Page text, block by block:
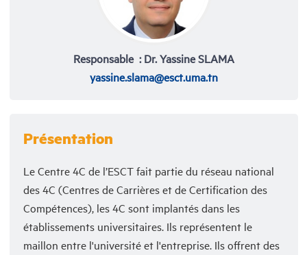
Responsable : Dr. Yassine SLAMA
yassine.slama@esct.uma.tn
Présentation
Le Centre 4C de l’ESCT fait partie du réseau national
des 4C (Centres de Carrières et de Certification des
Compétences), les 4C sont implantés dans les
établissements universitaires. Ils représentent le
maillon entre l'université et l'entreprise. Ils offrent des